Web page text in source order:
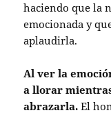
haciendo que la
emocionada y
aplaudirla.
Al ver la
a llorar
abrazarla.El